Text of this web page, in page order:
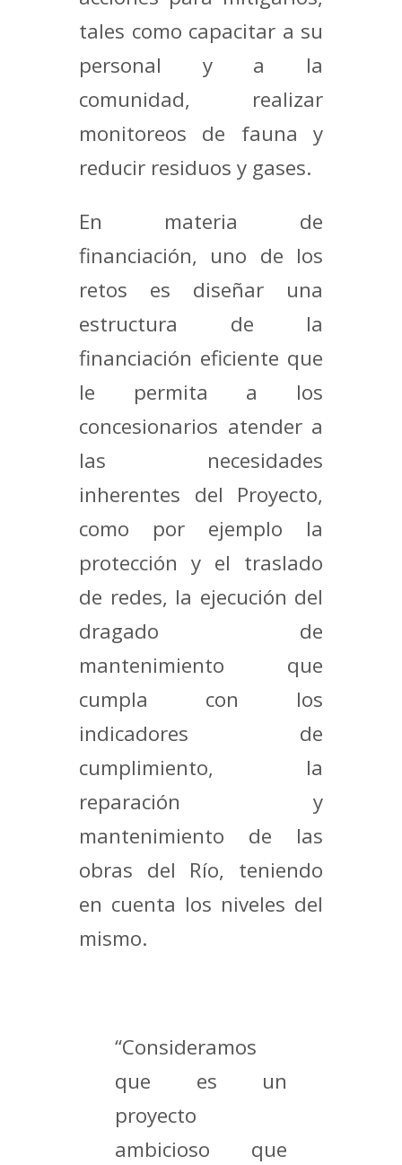
tales como capacitar a su
personal y a la
comunidad, realizar
monitoreos de fauna y
reducir residuos y gases.
En materia de
financiación, uno de los
retos es diseñar una
estructura de la
financiación eficiente que
le permita a los
concesionarios atender a
las necesidades
inherentes del Proyecto,
como por ejemplo la
protección y el traslado
de redes, la ejecución del
dragado de
mantenimiento que
cumpla con los
indicadores de
cumplimiento, la
reparación y
mantenimiento de las
obras del Río, teniendo
en cuenta los niveles del
mismo.
“Consideramos
que es un
proyecto
ambicioso que